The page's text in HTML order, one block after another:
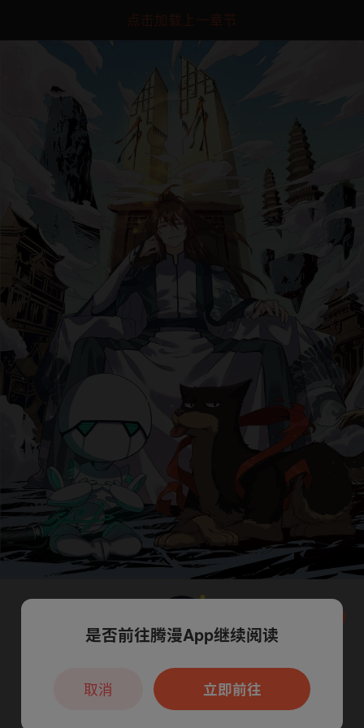
点击加载上一章节
本章节仅支持App阅读，可打开App新用
户7天免费看
是否前往腾漫App继续阅读
立即前往
取消